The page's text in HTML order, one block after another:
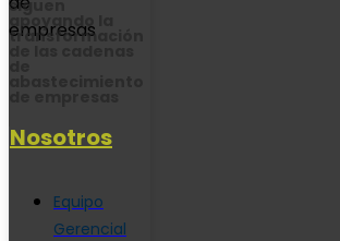
siguen
apoyando la
transformación
Nosotros
Equipo
Gerencial